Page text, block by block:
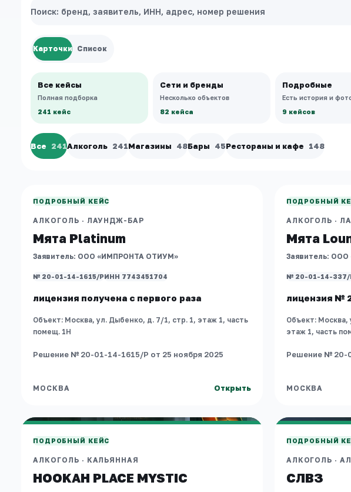
Карточки Список
Все кейсы
Полная подборка
241 кейс
Сети и бренды
Несколько объектов
82 кейса
Подробные
Есть история и
9 кейсов
Все 241Алкоголь 241Магазины 48Бары 45Рестораны и кафе 148
АЛКОГОЛЬ·ЛАУНДЖ-БАР
МОСКВА
ПОДРОБНЫЙ КЕЙС
АЛКОГОЛЬ · ЛАУНДЖ-БАР
Мята Platinum
Заявитель: ООО «ИМПРОНТА ОТИУМ»
№ 20-01-14-1615/РИНН 7743451704
лицензия получена с первого раза
Объект: Москва, ул. Дыбенко, д. 7/1, стр. 1, этаж 1, часть
помещ. 1Н
Решение № 20-01-14-1615/Р от 25 ноября 2025
МОСКВА Открыть
АЛКОГОЛЬ·
ПОДРОБНЫЙ
АЛКОГОЛЬ ·
Мята
Заявитель: ООО
№ 20-01-14-337/
лицензия №
Объект: Москва,
этаж 1, часть
Решение № 20-
МОСКВА
ПОДРОБНЫЙ КЕЙС
АЛКОГОЛЬ · КАЛЬЯННАЯ
HOOKAH PLACE MYSTIC
ПОДРОБНЫЙ
АЛКОГОЛЬ ·
СЛВЗ